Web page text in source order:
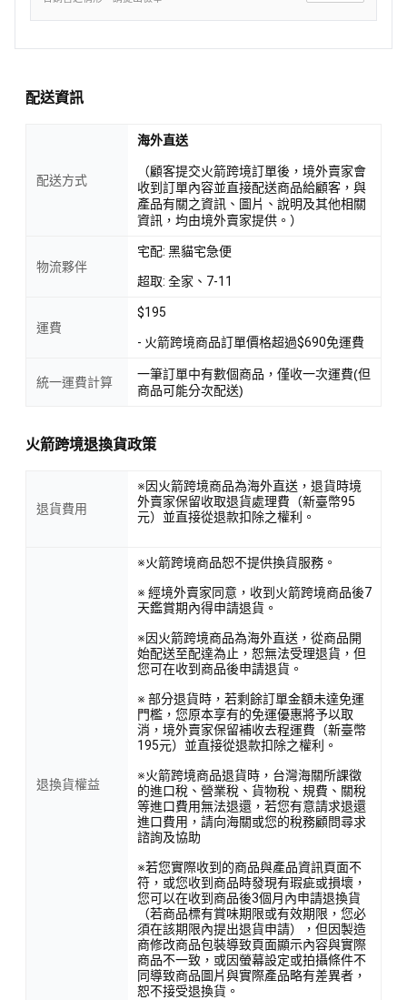
配送資訊
配送方式
海外直送
（顧客提交火箭跨境訂單後，境外賣家會
收到訂單內容並直接配送商品給顧客，與
產品有關之資訊、圖片、說明及其他相關
資訊，均由境外賣家提供。）
物流夥伴
宅配: 黑貓宅急便
超取: 全家、7-11
運費
$195
- 火箭跨境商品訂單價格超過$690免運費
統一運費計算
一筆訂單中有數個商品，僅收一次運費(但
商品可能分次配送)
火箭跨境退換貨政策
退貨費用
※因火箭跨境商品為海外直送，退貨時境
外賣家保留收取退貨處理費（新臺幣95
元）並直接從退款扣除之權利。
退換貨權益
※火箭跨境商品恕不提供換貨服務。
※ 經境外賣家同意，收到火箭跨境商品後7
天鑑賞期內得申請退貨。
※因火箭跨境商品為海外直送，從商品開
始配送至配達為止，恕無法受理退貨，但
您可在收到商品後申請退貨。
※ 部分退貨時，若剩餘訂單金額未達免運
門檻，您原本享有的免運優惠將予以取
消，境外賣家保留補收去程運費（新臺幣
195元）並直接從退款扣除之權利。
※火箭跨境商品退貨時，台灣海關所課徵
的進口稅、營業稅、貨物稅、規費、關稅
等進口費用無法退還，若您有意請求退還
進口費用，請向海關或您的稅務顧問尋求
諮詢及協助
※若您實際收到的商品與產品資訊頁面不
符，或您收到商品時發現有瑕疵或損壞，
您可以在收到商品後3個月內申請退換貨
（若商品標有賞味期限或有效期限，您必
須在該期限內提出退貨申請），但因製造
商修改商品包裝導致頁面顯示內容與實際
商品不一致，或因螢幕設定或拍攝條件不
同導致商品圖片與實際產品略有差異者，
恕不接受退換貨。